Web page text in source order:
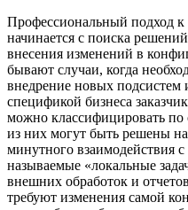
Профессиональный подход
начинается с поиска
внесения изменений в
бывают случаи, когда
внедрение новых подсистем
спецификой бизнеса
можно классифицировать
из них могут быть решены
минутного взаимодействия
называемые «локальные
внешних обработок и
требуют изменения самой